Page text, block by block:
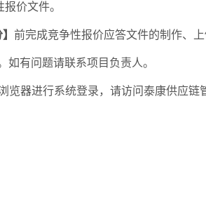
报价文件。
】 前完成竞争性报价应答文件的制作、上
如有问题请联系项目负责人。
器进行系统登录，请访问泰康供应链